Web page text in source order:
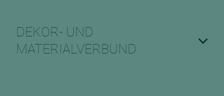
DEKOR- UND
MATERIALVERBUND